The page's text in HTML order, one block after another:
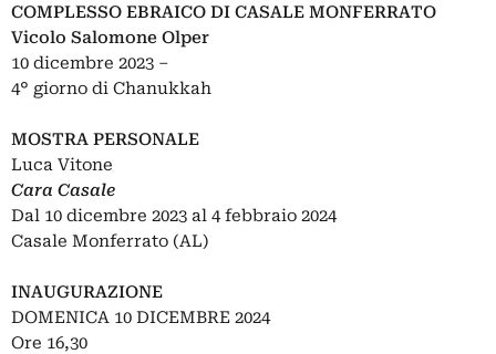
COMPLESSO EBRAICO DI CASALE MONFERRATO
Vicolo Salomone Olper
10 dicembre 2023 –
4° giorno di Chanukkah
MOSTRA PERSONALE
Luca Vitone
Cara Casale
Dal 10 dicembre 2023 al 4 febbraio 2024
Casale Monferrato (AL)
INAUGURAZIONE
DOMENICA 10 DICEMBRE 2024
Ore 16,30